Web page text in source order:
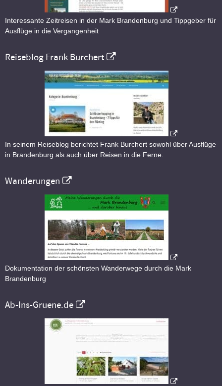
Interessante Zeitreisen in der Mark Brandenburg und Tippgeber für
Ausflüge in die Vergangenheit
Reiseblog Frank Burchert
In seinem Reiseblog berichtet Frank Burchert sowohl über Ausflüge
in Brandenburg als auch über Reisen in die Ferne.
Wanderungen
Dokumentation der schönsten Wanderwege durch die Mark
Brandenburg
Ab-Ins-Gruene.de